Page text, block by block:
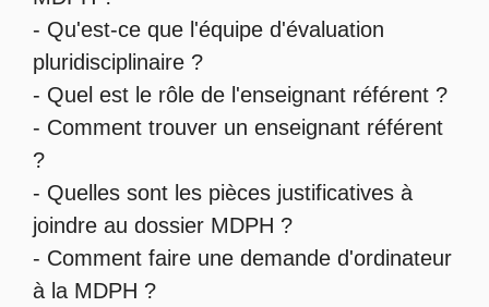
- Qu'est-ce que l'équipe d'évaluation
pluridisciplinaire ?
- Quel est le rôle de l'enseignant référent ?
- Comment trouver un enseignant référent
?
- Quelles sont les pièces justificatives à
joindre au dossier MDPH ?
- Comment faire une demande d'ordinateur
à la MDPH ?